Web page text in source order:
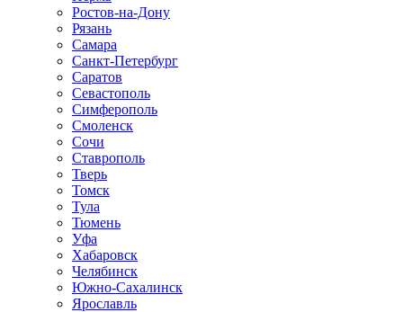
Ростов-на-Дону
Рязань
Самара
Санкт-Петербург
Саратов
Севастополь
Симферополь
Смоленск
Сочи
Ставрополь
Тверь
Томск
Тула
Тюмень
Уфа
Хабаровск
Челябинск
Южно-Сахалинск
Ярославль